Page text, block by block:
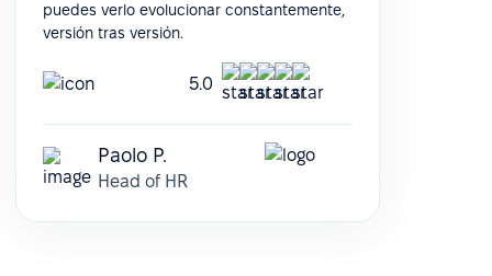
puedes verlo evolucionar constantemente,
versión tras versión.
5.0
Paolo P.
Head of HR